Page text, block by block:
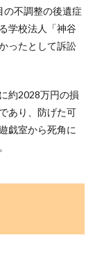
の不調整の後遺症
学校法人「神谷
ったとして訴訟
約2028万円の損
あり、防げた可
戯室から死角に